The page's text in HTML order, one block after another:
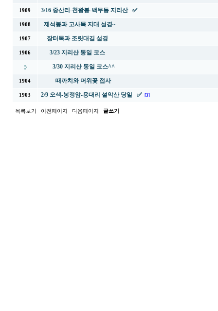
1909 3/16 중산리-천왕봉-백무동 지리산 ✅
1908 제석봉과 고사목 지대 설경~
1907 장터목과 조릿대길 설경
1906 3/23 지리산 동일 코스
3/30 지리산 동일 코스^^
1904 때까치와 머위꽃 접사
1903 2/9 오색-봉정암-용대리 설악산 당일 ✅ [3]
목록보기 이전페이지 다음페이지 글쓰기